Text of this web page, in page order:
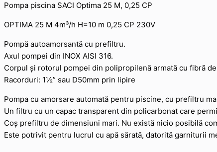
Pompa piscina SACI Optima 25 M, 0,25 CP
OPTIMA 25 M 4m³/h H=10 m 0,25 CP 230V
Pompă autoamorsantă cu prefiltru.
Axul pompei din INOX AISI 316.
Corpul și rotorul pompei din polipropilenă armată cu fibră
Racorduri: 1½” sau D50mm prin lipire
Pompa cu amorsare automată pentru piscine, cu prefiltru
Un filtru cu un capac transparent din policarbonat care
Coș prefiltru de dimensiuni mari. Nu există nicio posibilă
Este potrivit pentru lucrul cu apă sărată, datorită garniturii